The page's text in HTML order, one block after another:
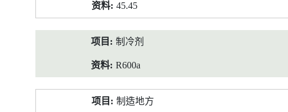
45.45
制冷剂
R600a
制造地方